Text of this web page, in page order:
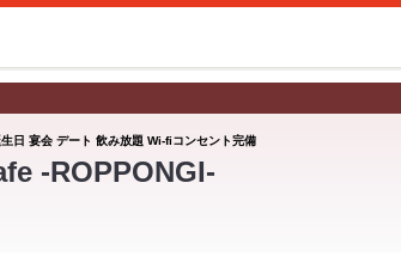
日 宴会 デート 飲み放題 Wi-fiコンセント完備
-ROPPONGI-